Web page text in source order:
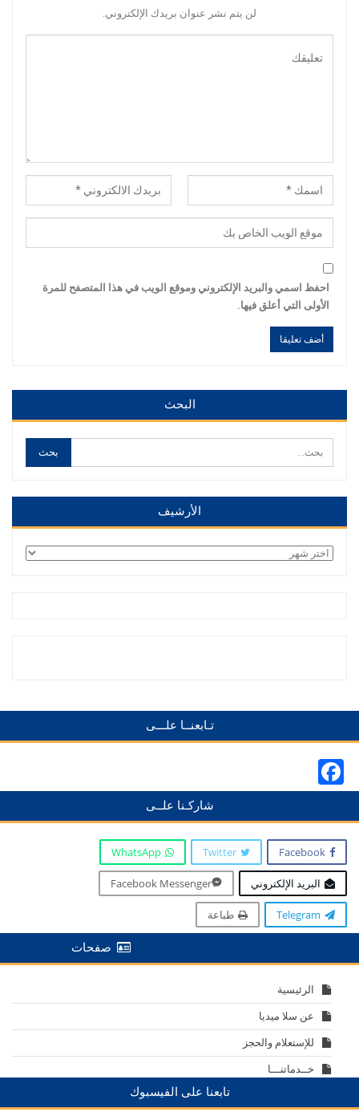
لن يتم نشر عنوان بريدك الإلكتروني.
احفظ اسمي والبريد الإلكتروني وموقع الويب في هذا المتصفح للمرة
الأولى التي أعلق فيها.
البحث
الأرشيف
الأرشيف
تـابعنــا علـــى
شاركـنا علــى
Facebook
Twitter
WhatsApp
البريد الإلكتروني Facebook Messenger
Telegram طباعة
صفحات
الرئيسية
عن سلا ميديا
للإستعلام والحجز
خــدماتنـــا
تابعنا على الفيسبوك